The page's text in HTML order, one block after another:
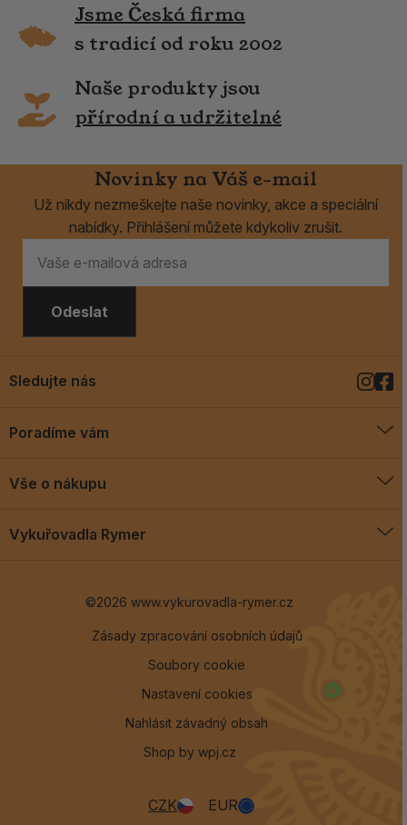
Jsme Česká firma
s tradicí od roku 2002
Naše produkty jsou
přírodní a udržitelné
Novinky na Váš e-mail
Už nikdy nezmeškejte naše novinky, akce a speciální
nabídky. Přihlášení můžete kdykoliv zrušit.
Odeslat
Poradíme vám
Blog
Vše o nákupu
Vykuřovadla Rymer
Sledujte nás
©2026 www.vykurovadla-rymer.cz
Zásady zpracování osobních údajů
Soubory cookie
Nastavení cookies
Nahlásit závadný obsah
Shop by wpj.cz
CZK EUR